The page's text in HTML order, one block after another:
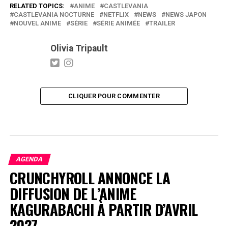
RELATED TOPICS: ANIME
CASTLEVANIA
CASTLEVANIA NOCTURNE
NETFLIX NEWS
NEWS JAPON
NOUVEL ANIME
SÉRIE SÉRIE ANIMÉE TRAILER
Olivia Tripault
CLIQUER POUR COMMENTER
AGENDA
CRUNCHYROLL ANNONCE LA
DIFFUSION DE L’ANIME
KAGURABACHI À PARTIR D’AVRIL